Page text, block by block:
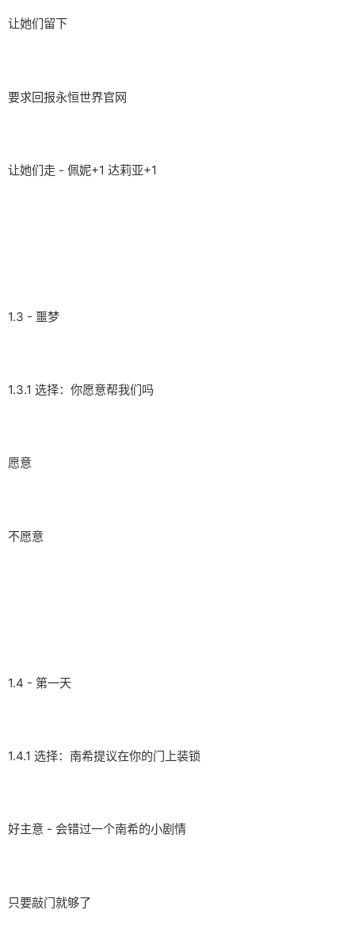
让她们留下
要求回报永恒世界官网
让她们走 - 佩妮+1 达莉亚+1
1.3 - 噩梦
1.3.1 选择：你愿意帮我们吗
愿意
不愿意
1.4 - 第一天
1.4.1 选择：南希提议在你的门上装锁
好主意 - 会错过一个南希的小剧情
只要敲门就够了